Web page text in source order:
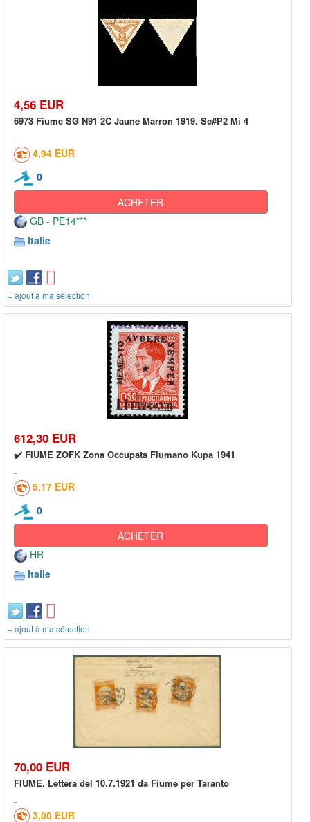
4,56 EUR
6973 Fiume SG N91 2C Jaune Marron 1919. Sc#P2 Mi 4
4,94 EUR
0
ACHETER
GB - PE14***
Italie
+ ajout à ma sélection
612,30 EUR
✔️ FIUME ZOFK Zona Occupata Fiumano Kupa 1941
5,17 EUR
0
ACHETER
HR
Italie
+ ajout à ma sélection
70,00 EUR
FIUME. Lettera del 10.7.1921 da Fiume per Taranto
3,00 EUR